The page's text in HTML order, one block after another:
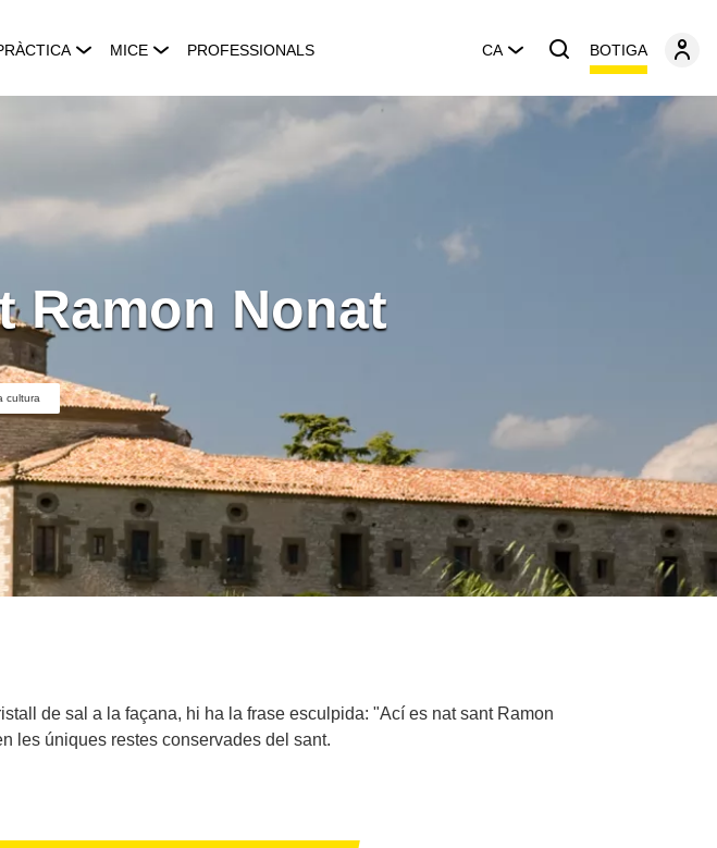
MICE PROFESSIONALS CA BOTIGA
Ramon Nonat
cultura
de sal a la façana, hi ha la frase esculpida: "Ací es nat sant Ramon
les úniques restes conservades del sant.